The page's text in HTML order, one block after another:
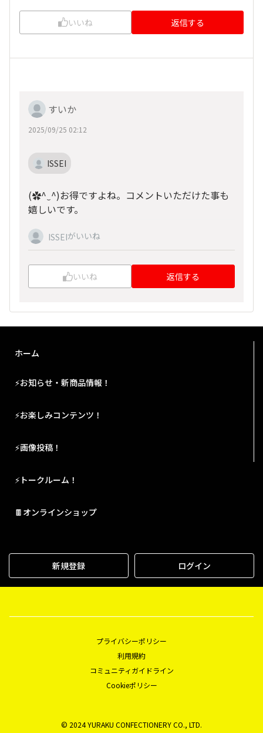
いいね 返信する
すいか
2025/09/25 02:12
ISSEI
(⁠✿⁠^⁠‿⁠^⁠)お得ですよね。コメントいただけた事も
嬉しいです。
ISSEIがいいね
いいね 返信する
ホーム
⚡お知らせ・新商品情報！
⚡お楽しみコンテンツ！
⚡画像投稿！
⚡トークルーム！
🍫オンラインショップ
新規登録 ログイン
プライバシーポリシー
利用規約
コミュニティガイドライン
Cookieポリシー
© 2024 YURAKU CONFECTIONERY CO., LTD.